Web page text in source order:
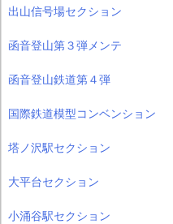
出山信号場セクション
函音登山第３弾メンテ
函音登山鉄道第４弾
国際鉄道模型コンベンション
塔ノ沢駅セクション
大平台セクション
小涌谷駅セクション